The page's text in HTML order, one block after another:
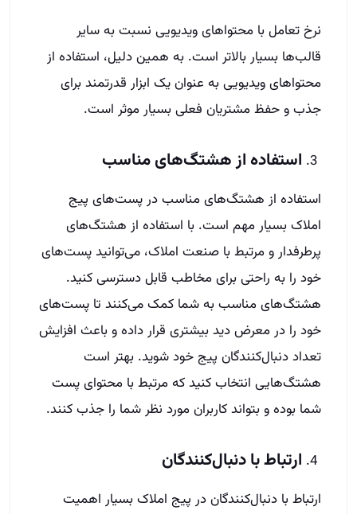
نرخ تعامل با محتواهای ویدیویی نسبت به سایر
قالب‌ها بسیار بالاتر است. به همین دلیل، استفاده از
محتواهای ویدیویی به عنوان یک ابزار قدرتمند برای
جذب و حفظ مشتریان فعلی بسیار موثر است.
استفاده از هشتگ‌های مناسب
استفاده از هشتگ‌های مناسب در پست‌های پیج
املاک بسیار مهم است. با استفاده از هشتگ‌های
پرطرفدار و مرتبط با صنعت املاک، می‌توانید پست‌های
خود را به راحتی برای مخاطب قابل دسترسی کنید.
هشتگ‌های مناسب به شما کمک می‌کنند تا پست‌های
خود را در معرض دید بیشتری قرار داده و باعث افزایش
تعداد دنبال‌کنندگان پیج خود شوید. بهتر است
هشتگ‌هایی انتخاب کنید که مرتبط با محتوای پست
شما بوده و بتواند کاربران مورد نظر شما را جذب کنند.
ارتباط با دنبال‌کنندگان
ارتباط با دنبال‌کنندگان در پیج املاک بسیار اهمیت